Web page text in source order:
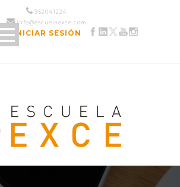
952 04 12 24
info@escuelaexce.com
INICIAR SESIÓN